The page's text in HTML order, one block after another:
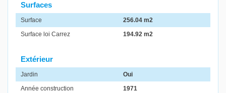
Surfaces
Surface
256.04 m2
Surface loi Carrez
194.92 m2
Extérieur
Jardin
Oui
Année construction
1971